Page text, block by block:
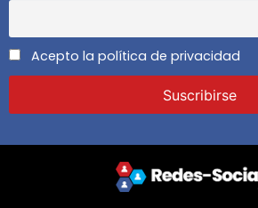
Acepto la política de privacidad